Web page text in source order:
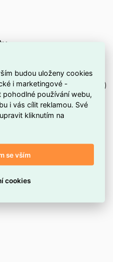
IP66
spektrum 730A3, regulace
optika AS (Asymmetric)
budou uloženy cookies
i marketingové -
používání webu,
i vás cílit reklamou. Své
kliknutím na
se vším
cookies